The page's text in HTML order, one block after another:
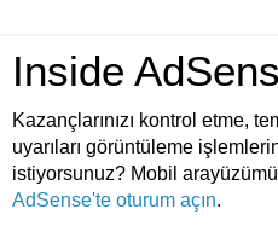
Inside
Kazançlarınızı kontrol etme,
uyarıları görüntüleme
istiyorsunuz? Mobil
AdSense'te oturum açın.